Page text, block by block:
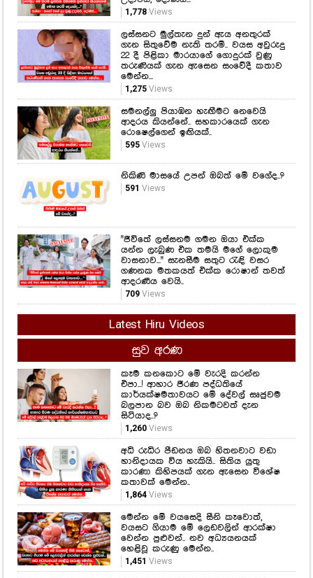
1,778Views
ලස්සනට මුල්තැන දුන් ඇය අනතුරක්
ගැන සිතුවේම නැති තරම්.. වයස අවුරුදු
22 දී පිළිකා මාරයාගේ ගොදුරක් වුණු
තරුණියක් ගැන ඇසෙන සංවේදී කතාව
මෙන්න...
1,275Views
සමනල්ලු පියාඹන හැඟීමට නෙවෙයි
ආදරය කියන්නේ.. සහකාරයෙක් ගැන
රොෂෙල්ගෙන් ඉඟියක්..
595Views
නිකිණි මාසයේ උපන් ඔබත් මේ වගේද..?
591 Views
"ජීවිතේ ලස්සනම ගමන ඔයා එක්ක
යන්න ලැබුණ එක තමයි මගේ ලොකුම
වාසනාව..." සැනසීම සතුට රැඳි වසර
ගණනක මතකයත් එක්ක රොෂාන් තවත්
ආදරණීය වෙයි..
709Views
Latest Hiru Videos
සුව අරණ
කෑම කනකොට මේ වැරදි කරන්න
එපා...! ආහාර ජීරණ පද්ධතියේ
කාර්යක්ෂමතාවයට මේ දේවල් සෘජුවම
බලපාන බව ඔබ නිකමටවත් දැන
සිටියාද..?
1,260Views
අධි රුධිර පීඩනය ඔබ හිතනවාට වඩා
හානිදායක විය හැකියි.. සිතිය යුතු
කාරණා කිහිපයක් ගැන ඇසෙන විශේෂ
කතාවක් මෙන්න..
1,864Views
මෙන්න මේ වයසෙදි සීනි කෑවොත්,
වයසට ගියාම මේ ලෙඩවලින් ආරක්ෂා
වෙන්න පුළුවන්.. නව අධ්‍යයනයක්
හෙළිවූ කරුණු මෙන්න..
1,451 Views